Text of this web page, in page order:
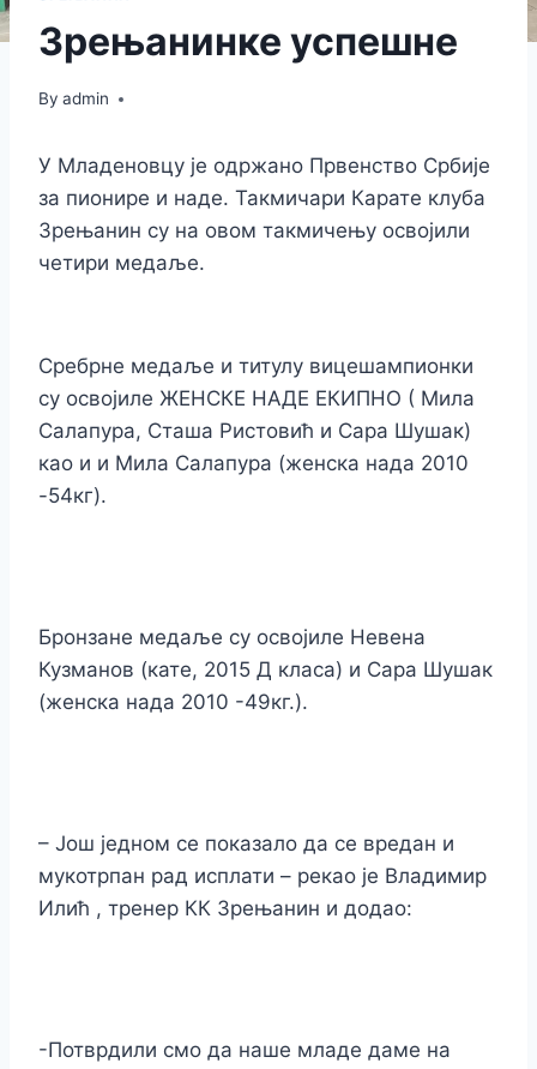
Зрењанинке успешне
By admin
У Младеновцу је одржано Првенство Србије
за пионире и наде. Такмичари Карате клуба
Зрењанин су на овом такмичењу освојили
четири медаље.
Сребрне медаље и титулу вицешампионки
су освојиле ЖЕНСКЕ НАДЕ ЕКИПНО ( Мила
Салапура, Сташа Ристовић и Сара Шушак)
као и и Мила Салапура (женска нада 2010
-54кг).
Бронзане медаље су освојиле Невена
Кузманов (кате, 2015 Д класа) и Сара Шушак
(женска нада 2010 -49кг.).
– Још једном се показало да се вредан и
мукотрпан рад исплати – рекао је Владимир
Илић , тренер КК Зрењанин и додао:
-Потврдили смо да наше младе даме на